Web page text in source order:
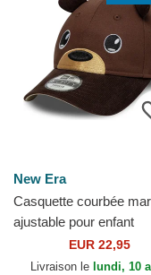
New Era
Casquette courbée
ajustable pour enfant
pequeño 9FORTY Cord
New Era
EUR 22,95
Livraison le lundi, 10